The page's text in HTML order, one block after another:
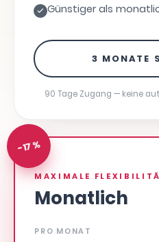
Günstiger als
3 MONATE
90 Tage Zugang — keine
-17 %
MAXIMALE
Monatlich
PRO MONAT